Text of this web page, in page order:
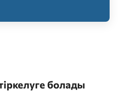
болады